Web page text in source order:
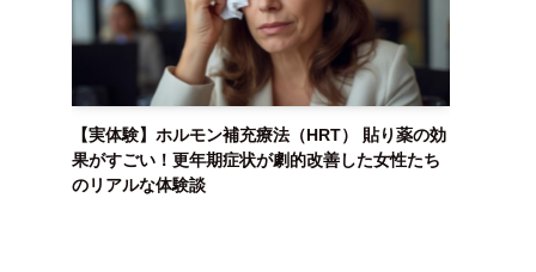
【実体験】ホルモン補充療法（HRT） 貼り薬の効
果がすごい！更年期症状が劇的改善した女性たち
のリアルな体験談